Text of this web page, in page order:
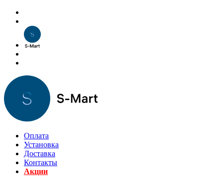
Оплата
Установка
Доставка
Контакты
Акции